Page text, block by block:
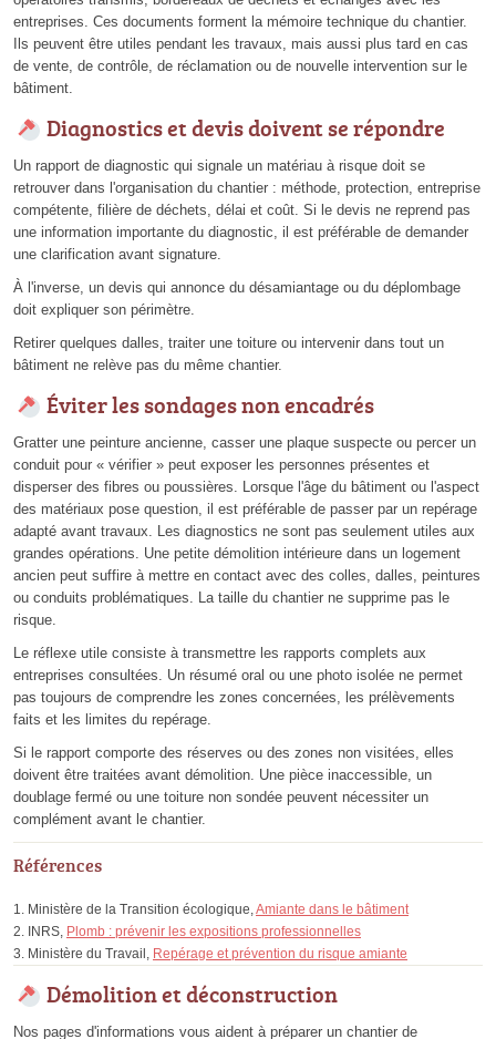
entreprises. Ces documents forment la mémoire technique du chantier.
Ils peuvent être utiles pendant les travaux, mais aussi plus tard en cas
de vente, de contrôle, de réclamation ou de nouvelle intervention sur le
bâtiment.
Diagnostics et devis doivent se répondre
Un rapport de diagnostic qui signale un matériau à risque doit se
retrouver dans l'organisation du chantier : méthode, protection, entreprise
compétente, filière de déchets, délai et coût. Si le devis ne reprend pas
une information importante du diagnostic, il est préférable de demander
une clarification avant signature.
À l'inverse, un devis qui annonce du désamiantage ou du déplombage
doit expliquer son périmètre.
Retirer quelques dalles, traiter une toiture ou intervenir dans tout un
bâtiment ne relève pas du même chantier.
Éviter les sondages non encadrés
Gratter une peinture ancienne, casser une plaque suspecte ou percer un
conduit pour « vérifier » peut exposer les personnes présentes et
disperser des fibres ou poussières. Lorsque l'âge du bâtiment ou l'aspect
des matériaux pose question, il est préférable de passer par un repérage
adapté avant travaux. Les diagnostics ne sont pas seulement utiles aux
grandes opérations. Une petite démolition intérieure dans un logement
ancien peut suffire à mettre en contact avec des colles, dalles, peintures
ou conduits problématiques. La taille du chantier ne supprime pas le
risque.
Le réflexe utile consiste à transmettre les rapports complets aux
entreprises consultées. Un résumé oral ou une photo isolée ne permet
pas toujours de comprendre les zones concernées, les prélèvements
faits et les limites du repérage.
Si le rapport comporte des réserves ou des zones non visitées, elles
doivent être traitées avant démolition. Une pièce inaccessible, un
doublage fermé ou une toiture non sondée peuvent nécessiter un
complément avant le chantier.
Références
Ministère de la Transition écologique, Amiante dans le bâtiment
INRS, Plomb : prévenir les expositions professionnelles
Ministère du Travail, Repérage et prévention du risque amiante
Démolition et déconstruction
Nos pages d'informations vous aident à préparer un chantier de